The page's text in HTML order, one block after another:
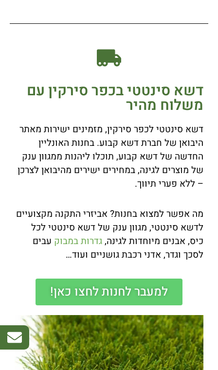
דשא סינטטי בכפר סירקין עם
משלוח מהיר
דשא סינטטי לכפר סירקין, מזמינים ישירות מאתר
היבואן של חברת דשא קבוע. בחנות האונליין
החדשה של דשא קבוע, תוכלו ליהנות ממגוון ענק
של מוצרים לגינה, במחירים ישירים מהיבואן לצרכן
– ללא פערי תיווך.
מה אפשר למצוא בחנות? אביזרי התקנה מקצועיים
לדשא סינטטי, מגוון ענק של דשא סינטטי לכל
כיס, אבנים מיוחדות לגינה,גדרות במבוק עבים
לסכך וגדר, אדני רכבת גושניים ועוד…
למעבר לחנות לחצו כאן!